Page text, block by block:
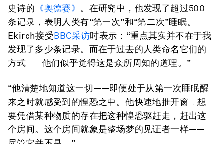
史诗的 《奥德赛》 。在研究中，他发现了超过500
条记录，表明人类有“第一次”和“第二次”睡眠。
Ekirch接受BBC采访时表示：“重点其实并不在于我
发现了多少条记录。而在于过去的人类命名它们的
方式——他们似乎觉得这是众所周知的道理。”
“他清楚地知道这一切——即便处于从第一次睡眠醒
来之时就感受到的惶恐之中。他快速地推开窗，想
要凭借某种物质的存在把这种惶恐驱赶走，赶出这
个房间。这个房间就象是整场梦的见证者一样——